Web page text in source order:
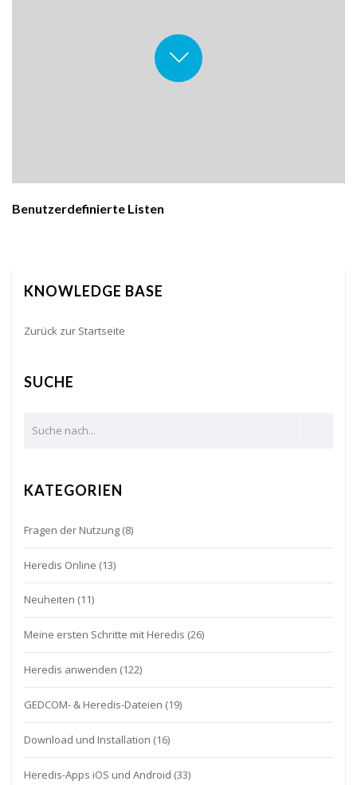
Benutzerdefinierte Listen
KNOWLEDGE BASE
Zurück zur Startseite
SUCHE
KATEGORIEN
Fragen der Nutzung (8)
Heredis Online (13)
Neuheiten (11)
Meine ersten Schritte mit Heredis (26)
Heredis anwenden (122)
GEDCOM- & Heredis-Dateien (19)
Download und Installation (16)
Heredis-Apps iOS und Android (33)